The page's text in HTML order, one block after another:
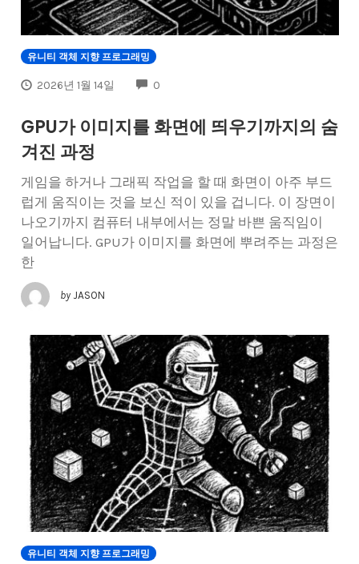
유니티 객체 지향 프로그래밍
2026년 1월 14일 0
GPU가 이미지를 화면에 띄우기까지의 숨
겨진 과정
게임을 하거나 그래픽 작업을 할 때 화면이 아주 부드
럽게 움직이는 것을 보신 적이 있을 겁니다. 이 장면이
나오기까지 컴퓨터 내부에서는 정말 바쁜 움직임이
일어납니다. GPU가 이미지를 화면에 뿌려주는 과정은
한
by JASON
유니티 객체 지향 프로그래밍